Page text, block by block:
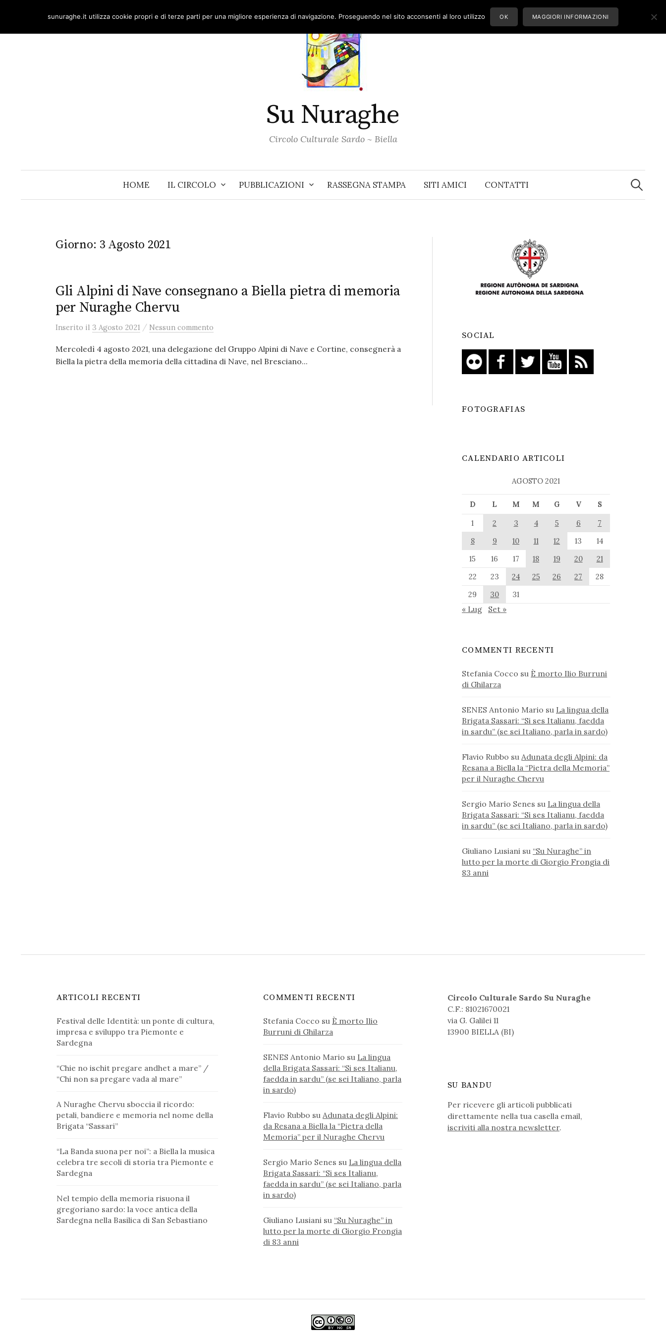
content
Su Nuraghe
Circolo Culturale Sardo ~ Biella
HOME IL CIRCOLO PUBBLICAZIONI RASSEGNA STAMPA SITI AMICI CONTATTI
Ricerca
per:
Giorno: 3 Agosto 2021
Gli Alpini di Nave consegnano a Biella pietra di memoria
per Nuraghe Chervu
Inserito il 3 Agosto 2021 / Nessun commento
Mercoledì 4 agosto 2021, una delegazione del Gruppo Alpini di Nave e Cortine, consegnerà a
Biella la pietra della memoria della cittadina di Nave, nel Bresciano...
SOCIAL
FOTOGRAFIAS
CALENDARIO ARTICOLI
AGOSTO 2021
D L M M G V
S
1
2 3 4 5 6
7
8
9 10 11 12 13
14
15
16 17 18 19 20
21
22
23 24 25 26 27
28
29
30 31
« Lug Set »
COMMENTI RECENTI
Stefania Cocco su È morto Ilio Burruni
di Ghilarza
SENES Antonio Mario su La lingua della
Brigata Sassari: “Si ses Italianu, faedda
in sardu” (se sei Italiano, parla in sardo)
Flavio Rubbo su Adunata degli Alpini: da
Resana a Biella la “Pietra della Memoria”
per il Nuraghe Chervu
Sergio Mario Senes su La lingua della
Brigata Sassari: “Si ses Italianu, faedda
in sardu” (se sei Italiano, parla in sardo)
Giuliano Lusiani su “Su Nuraghe” in
lutto per la morte di Giorgio Frongia di
83 anni
ARTICOLI RECENTI
Festival delle Identità: un ponte di cultura,
impresa e sviluppo tra Piemonte e
Sardegna
“Chie no ischit pregare andhet a mare” /
“Chi non sa pregare vada al mare”
A Nuraghe Chervu sboccia il ricordo:
petali, bandiere e memoria nel nome della
Brigata “Sassari”
“La Banda suona per noi”: a Biella la musica
celebra tre secoli di storia tra Piemonte e
Sardegna
Nel tempio della memoria risuona il
gregoriano sardo: la voce antica della
Sardegna nella Basilica di San Sebastiano
COMMENTI RECENTI
Stefania Cocco su È morto Ilio
Burruni di Ghilarza
SENES Antonio Mario su La lingua
della Brigata Sassari: “Si ses Italianu,
faedda in sardu” (se sei Italiano, parla
in sardo)
Flavio Rubbo su Adunata degli Alpini:
da Resana a Biella la “Pietra della
Memoria” per il Nuraghe Chervu
Sergio Mario Senes su La lingua della
Brigata Sassari: “Si ses Italianu,
faedda in sardu” (se sei Italiano, parla
in sardo)
Giuliano Lusiani su “Su Nuraghe” in
lutto per la morte di Giorgio Frongia
di 83 anni
Circolo Culturale Sardo Su Nuraghe
C.F.: 81021670021
via G. Galilei 11
13900 BIELLA (BI)
SU BANDU
Per ricevere gli articoli pubblicati
direttamente nella tua casella email,
iscriviti alla nostra newsletter.
sunuraghe.it utilizza cookie propri e di terze parti per una migliore esperienza di navigazione. Proseguendo nel sito acconsenti al loro utilizzo OK MAGGIORI INFORMAZIONI